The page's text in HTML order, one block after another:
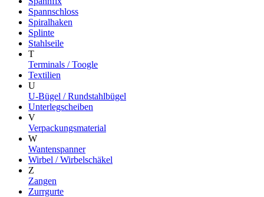
Spannschloss
Spiralhaken
Splinte
Stahlseile
T
Terminals / Toogle
Textilien
U
U-Bügel / Rundstahlbügel
Unterlegscheiben
V
Verpackungsmaterial
W
Wantenspanner
Wirbel / Wirbelschäkel
Z
Zangen
Zurrgurte